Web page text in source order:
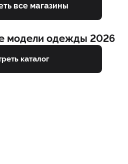
все магазины
модели одежды 2026
каталог